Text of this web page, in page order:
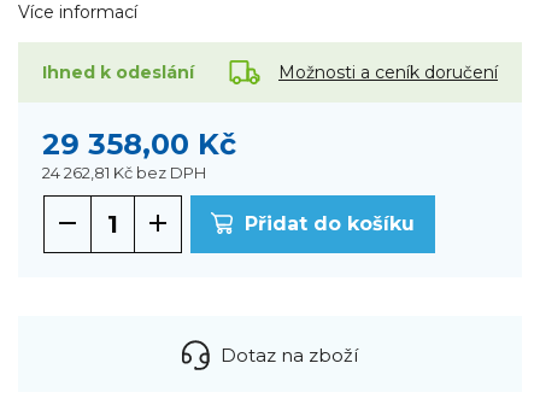
Více informací
Ihned k odeslání Možnosti a ceník doručení
29 358,00 Kč
24 262,81 Kč bez DPH
Přidat do košíku
Dotaz na zboží